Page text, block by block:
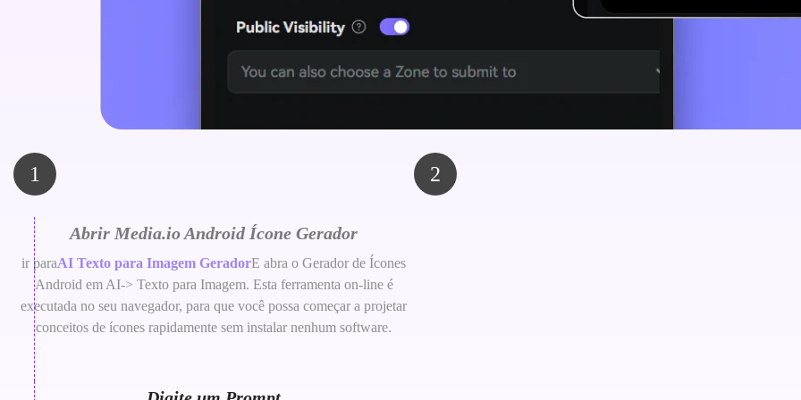
1 2
Abrir Media.io Android Ícone Gerador
ir paraAI Texto para Imagem GeradorE abra o Gerador de Ícones
Android em AI-> Texto para Imagem. Esta ferramenta on-line é
executada no seu navegador, para que você possa começar a projetar
conceitos de ícones rapidamente sem instalar nenhum software.